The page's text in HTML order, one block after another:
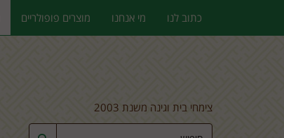
צימחי בית וגינה משנת 2003
כתוב לנו מי אנחנו מוצרים פופולריים